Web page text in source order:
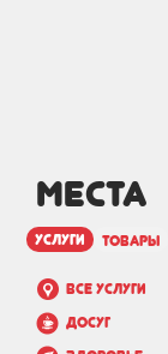
МЕСТА
услуги товары
Все услуги
Досуг